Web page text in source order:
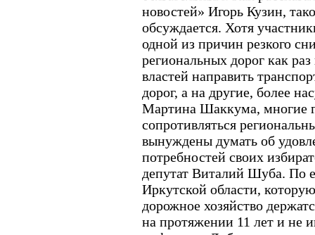
новостей» Игорь Кузин,
обсуждается. Хотя
одной из причин резкого
региональных дорог как
властей направить
дорог, а на другие, более
Мартина Шаккума, многие
сопротивляться
вынуждены думать об
потребностей своих
депутат Виталий Шуба. По
Иркутской области,
дорожное хозяйство
на протяжении 11 лет и не